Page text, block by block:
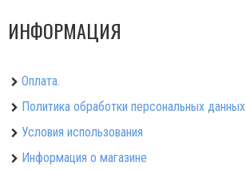
ИНФОРМАЦИЯ
Оплата.
Политика обработки персональных данных
Условия использования
Информация о магазине